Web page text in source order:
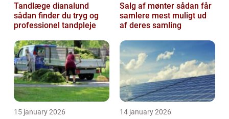
Tandlæge dianalund
sådan finder du tryg og
professionel tandpleje
Salg af mønter sådan får
samlere mest muligt ud
af deres samling
15 january 2026 14 january 2026